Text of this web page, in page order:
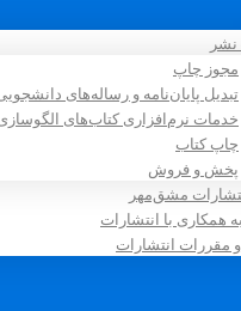
مجوز چاپ
تبدیل پایان‌نامه و رساله‌های
خدمات نرم‌افزاری کتاب‌های
چاپ کتاب
پخش و فروش
مشق‌مهر
همکاری با انتشارات
مقررات انتشارات